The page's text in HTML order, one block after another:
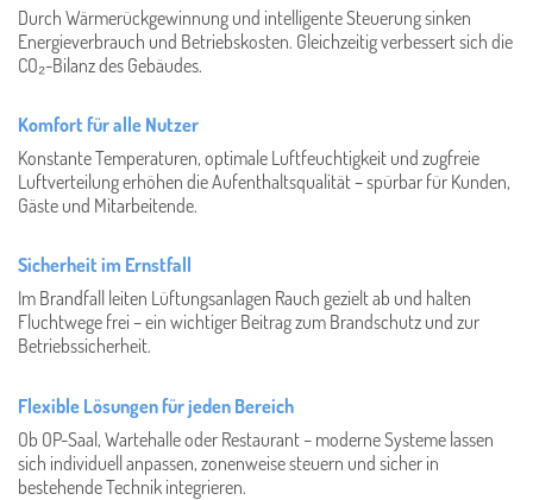
Durch Wärmerückgewinnung und intelligente Steuerung sinken
Energieverbrauch und Betriebskosten. Gleichzeitig verbessert sich die
CO₂-Bilanz des Gebäudes.
Komfort für alle Nutzer
Konstante Temperaturen, optimale Luftfeuchtigkeit und zugfreie
Luftverteilung erhöhen die Aufenthaltsqualität – spürbar für Kunden,
Gäste und Mitarbeitende.
Sicherheit im Ernstfall
Im Brandfall leiten Lüftungsanlagen Rauch gezielt ab und halten
Fluchtwege frei – ein wichtiger Beitrag zum Brandschutz und zur
Betriebssicherheit.
Flexible Lösungen für jeden Bereich
Ob OP-Saal, Wartehalle oder Restaurant – moderne Systeme lassen
sich individuell anpassen, zonenweise steuern und sicher in
bestehende Technik integrieren.